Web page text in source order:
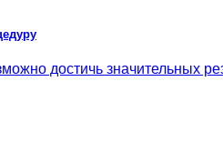
достичь значительных